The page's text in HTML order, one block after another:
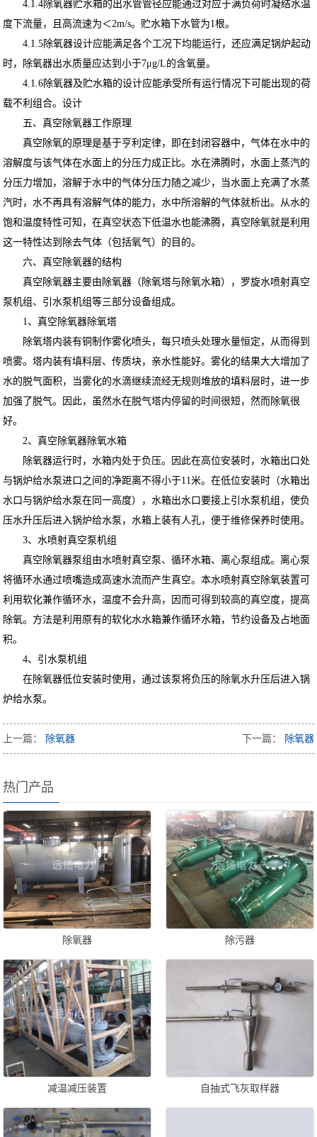
4.1.4除氧器贮水箱的出水管管径应能通过对应于满负荷时凝结水温
度下流量，且高流速为＜2m/s。贮水箱下水管为1根。
4.1.5除氧器设计应能满足各个工况下均能运行，还应满足锅炉起动
时，除氧器出水质量应达到小于7μg/L的含氧量。
4.1.6除氧器及贮水箱的设计应能承受所有运行情况下可能出现的荷
载不利组合。设计
五、真空除氧器工作原理
真空除氧的原理是基于亨利定律，即在封闭容器中，气体在水中的
溶解度与该气体在水面上的分压力成正比。水在沸腾时，水面上蒸汽的
分压力增加，溶解于水中的气体分压力随之减少，当水面上充满了水蒸
汽时，水不再具有溶解气体的能力，水中所溶解的气体就析出。从水的
饱和温度特性可知，在真空状态下低温水也能沸腾，真空除氧就是利用
这一特性达到除去气体（包括氧气）的目的。
六、真空除氧器的结构
真空除氧器主要由除氧器（除氧塔与除氧水箱），罗旋水喷射真空
泵机组、引水泵机组等三部分设备组成。
1、真空除氧器除氧塔
除氧塔内装有铜制作雾化喷头，每只喷头处理水量恒定，从而得到
喷雾。塔内装有填料层、传质块，亲水性能好。雾化的结果大大增加了
水的脱气面积，当雾化的水滴继续流经无规则堆放的填料层时，进一步
加强了脱气。因此，虽然水在脱气塔内停留的时间很短，然而除氧很
好。
2、真空除氧器除氧水箱
除氧器运行时，水箱内处于负压。因此在高位安装时，水箱出口处
与锅炉给水泵进口之间的净距离不得小于11米。在低位安装时（水箱出
水口与锅炉给水泵在同一高度），水箱出水口要接上引水泵机组，使负
压水升压后进入锅炉给水泵，水箱上装有人孔，便于维修保养时使用。
3、水喷射真空泵机组
真空除氧器泵组由水喷射真空泵、循环水箱、离心泵组成。离心泵
将循环水通过喷嘴造成高速水流而产生真空。本水喷射真空除氧装置可
利用软化兼作循环水，温度不会升高，因而可得到较高的真空度，提高
除氧。方法是利用原有的软化水水箱兼作循环水箱，节约设备及占地面
积。
4、引水泵机组
在除氧器低位安装时使用，通过该泵将负压的除氧水升压后进入锅
炉给水泵。
上一篇： 除氧器 下一篇： 除氧器
热门产品
除氧器 除污器
减温减压装置 自抽式飞灰取样器